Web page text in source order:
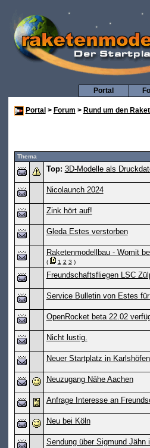
Portal
Portal > Forum > Rund um den
Thema
Top: 3D-Modelle als
Nicolaunch 2024
Zink hört auf!
Gleda Estes verstorben
Raketenmodellbau - Womit
( 1 2 3 )
Freundschaftsfliegen LSC
Service Bulletin von Estes
OpenRocket beta 22.02
Nicht lustig.
Neuer Startplatz in
Neuzugang Nähe Aachen
Anfrage Interesse an
Neu bei Köln
Sendung über Sigmund Jähn